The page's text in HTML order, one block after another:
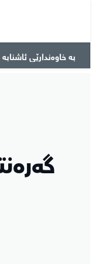
بە خاوەندارێی ئاشنابە